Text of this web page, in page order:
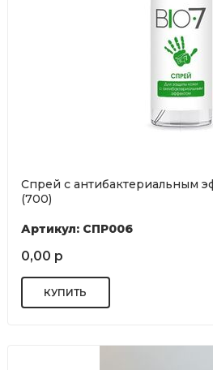
Спрей с антибактериальным
(700)
Артикул: СПР006
0,00 р